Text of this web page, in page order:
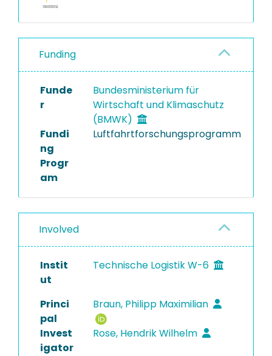
Funding
Funde
r
Bundesministerium für
Wirtschaft und Klimaschutz
(BMWK)
Fundi
ng
Progr
am
Luftfahrtforschungsprogramm
Involved
Instit
ut
Technische Logistik W-6
Princi
pal
Invest
igator
Braun, Philipp Maximilian
Rose, Hendrik Wilhelm